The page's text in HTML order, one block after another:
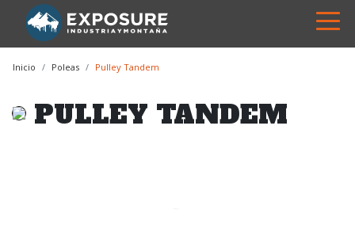
Inicio Poleas Pulley Tandem
PULLEY TANDEM